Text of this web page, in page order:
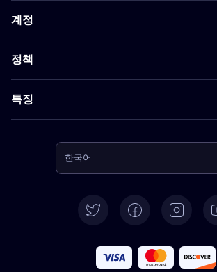
계정
정책
특징
한국어
Deutsch
Español